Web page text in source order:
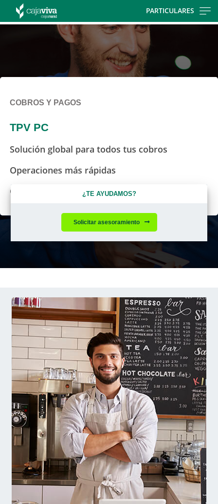
main
contentt
PARTICULARES
COBROS Y PAGOS
TPV PC
Solución global para todos tus cobros
Operaciones más rápidas
Con tecnología contactless
¿TE AYUDAMOS?
Solicitar asesoramiento